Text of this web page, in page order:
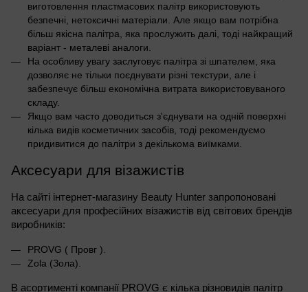
виготовлення пластмасових палітр використовують
безпечні, нетоксичні матеріали. Але якщо вам потрібна
більш якісна палітра, яка прослужить далі, тоді найкращий
варіант - металеві аналоги.
На особливу увагу заслуговує палітра зі шпателем, яка
дозволяє не тільки поєднувати різні текстури, але і
забезпечує більш економічна витрата використовуваного
складу.
Якщо вам часто доводиться з'єднувати на одній поверхні
кілька видів косметичних засобів, тоді рекомендуємо
придивитися до палітри з декількома виїмками.
Аксесуари для візажистів
На сайті інтернет-магазину Beauty Hunter запропоновані
аксесуари для професійних візажистів від світових брендів
виробників:
PROVG ( Провг ).
Zola (Зола).
В асортименті компанії PROVG є кілька різновидів палітр